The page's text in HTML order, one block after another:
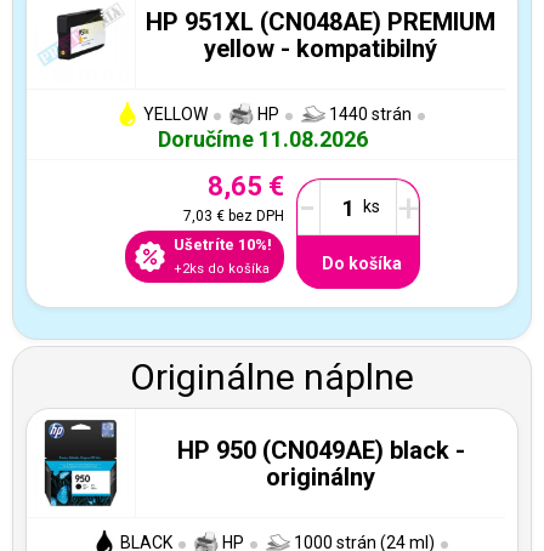
HP 951XL (CN048AE) PREMIUM
yellow - kompatibilný
YELLOW HP 1440 strán
Doručíme 11.08.2026
8,65 €
7,03 €bez DPH
Ušetríte 10%!
+2ks do košíka
- +
Do košíka
Originálne náplne
HP 950 (CN049AE) black -
originálny
BLACK HP 1000 strán (24 ml)